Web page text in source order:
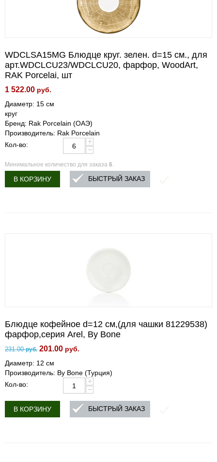
WDCLSA15MG Блюдце круг. зелен. d=15 см., для
арт.WDCLCU23/WDCLCU20, фарфор, WoodArt,
RAK Porcelai, шт
1 522.00 руб.
Диаметр: 15 см
круг
Бренд: Rak Porcelain (ОАЭ)
Производитель: Rak Porcelain
Кол-во:
+
−
Минимальное количество для заказа 6.
В КОРЗИНУ БЫСТРЫЙ ЗАКАЗ
Блюдце кофейное d=12 см,(для чашки 81229538)
фарфор,серия Arel, By Bone
231.00 руб. 201.00 руб.
Диаметр: 12 см
Производитель: By Bone (Турция)
Кол-во:
+
−
В КОРЗИНУ БЫСТРЫЙ ЗАКАЗ